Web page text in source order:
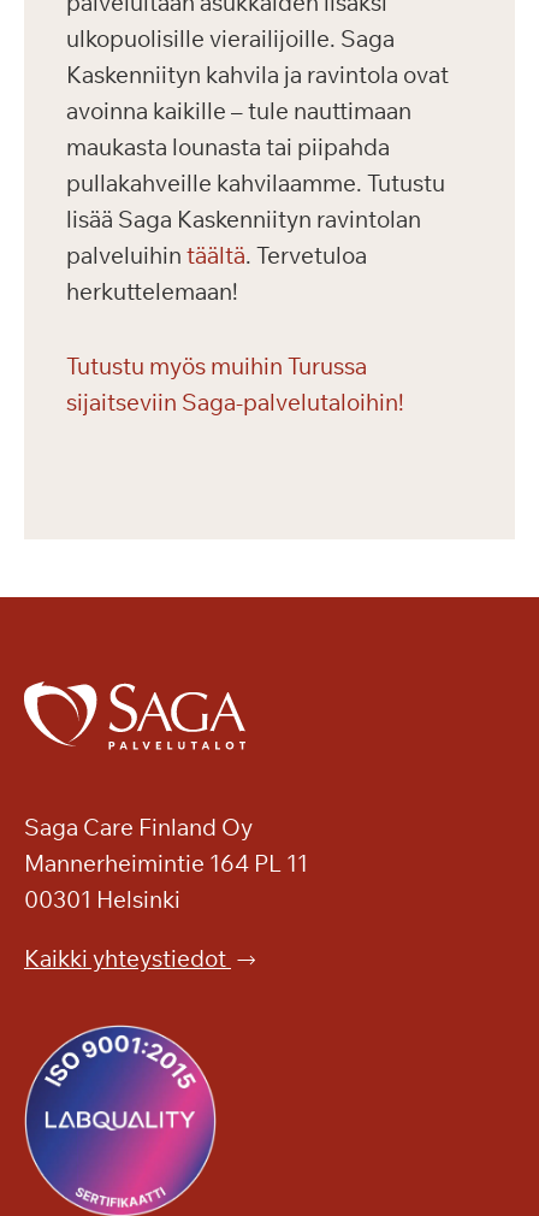
ulkopuolisille vierailijoille. Saga
Kaskenniityn kahvila ja ravintola ovat
avoinna kaikille – tule nauttimaan
maukasta lounasta tai piipahda
pullakahveille kahvilaamme. Tutustu
lisää Saga Kaskenniityn ravintolan
palveluihin täältä. Tervetuloa
herkuttelemaan!
Tutustu myös muihin Turussa
sijaitseviin Saga-palvelutaloihin!
Saga Care Finland Oy
Mannerheimintie 164 PL 11
00301 Helsinki
Kaikki yhteystiedot